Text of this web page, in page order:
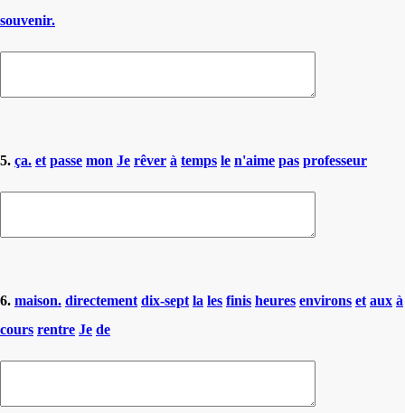
souvenir.
5. ça. et passe mon Je rêver à temps le n'aime pas professeur
6. maison. directement dix-sept la les finis heures environs et aux à
cours rentre Je de